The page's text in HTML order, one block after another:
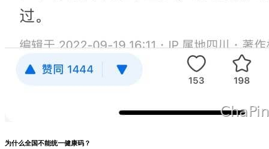
为什么全国不能统一健康码？